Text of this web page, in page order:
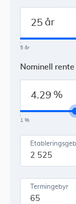
år
5 år
Nominell rente
%
1 %
2 525
65
Termingebyr